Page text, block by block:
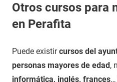
Otros cursos para
en Perafita
Puede existircursos del
personas mayores de edad,
informática, inglés, frances…